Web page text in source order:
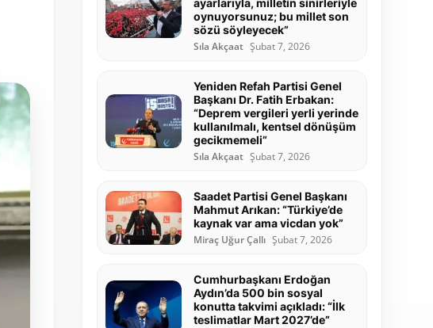
ayarlarıyla, milletin sinirleriyle
oynuyorsunuz; bu millet son
sözü söyleyecek”
Sıla Akçaat Şubat 7, 2026
Yeniden Refah Partisi Genel
Başkanı Dr. Fatih Erbakan:
“Deprem vergileri yerli yerinde
kullanılmalı, kentsel dönüşüm
gecikmemeli”
Sıla Akçaat Şubat 7, 2026
Saadet Partisi Genel Başkanı
Mahmut Arıkan: “Türkiye’de
kaynak var ama vicdan yok”
Miraç Uğur Çallı Şubat 7, 2026
Cumhurbaşkanı Erdoğan
Aydın’da 500 bin sosyal
konutta takvimi açıkladı: “İlk
teslimatlar Mart 2027’de”